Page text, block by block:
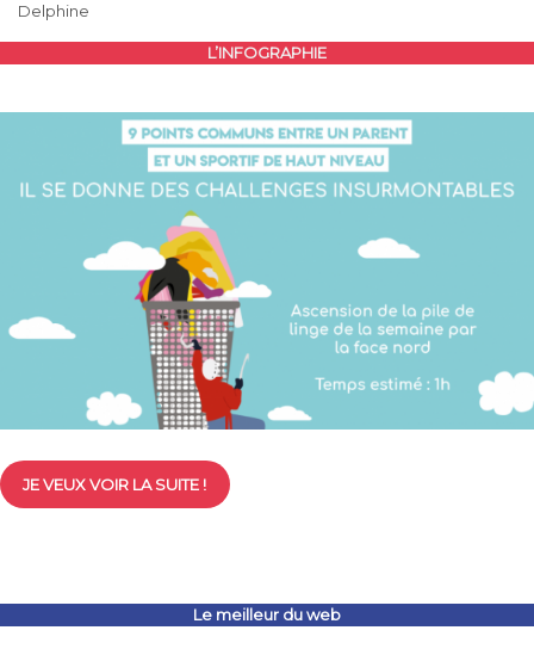
Delphine
L’INFOGRAPHIE
JE VEUX VOIR LA SUITE !
Le meilleur du web